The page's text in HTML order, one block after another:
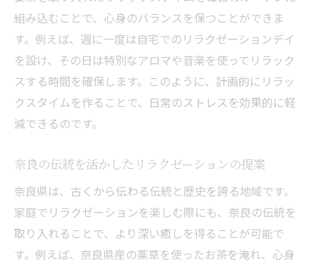
組み込むことで、心身のバランスを保つことができま
す。例えば、週に一度は自宅でのリラクゼーションデイ
を設け、その日は特別なアロマや音楽を使ってリラック
スする時間を確保します。このように、計画的にリラッ
クスタイムを作ることで、日常のストレスを効果的に軽
減できるのです。
奈良の伝統を活かしたリラクゼーションの提案
奈良県は、古くから伝わる伝統と歴史を誇る地域です。
家庭でリラクゼーションを楽しむ際にも、奈良の伝統を
取り入れることで、より深い癒しを得ることが可能で
す。例えば、奈良県産の薬草を使ったお茶を淹れ、心身